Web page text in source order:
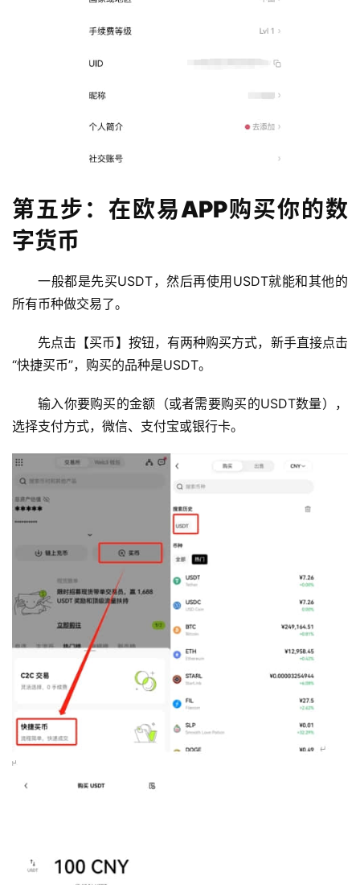
第五步：在欧易APP购买你的数
字货币
一般都是先买USDT，然后再使用USDT就能和其他的
所有币种做交易了。
先点击【买币】按钮，有两种购买方式，新手直接点击
“快捷买币”，购买的品种是USDT。
输入你要购买的金额（或者需要购买的USDT数量），
选择支付方式，微信、支付宝或银行卡。